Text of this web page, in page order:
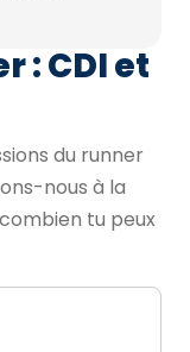
: CDI et
du runner
nous à la
tu peux